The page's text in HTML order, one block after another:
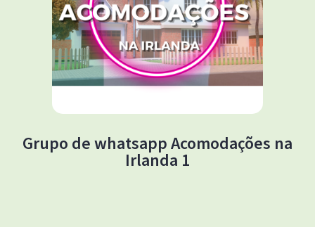
Grupo de whatsapp Acomodações na
Irlanda 1